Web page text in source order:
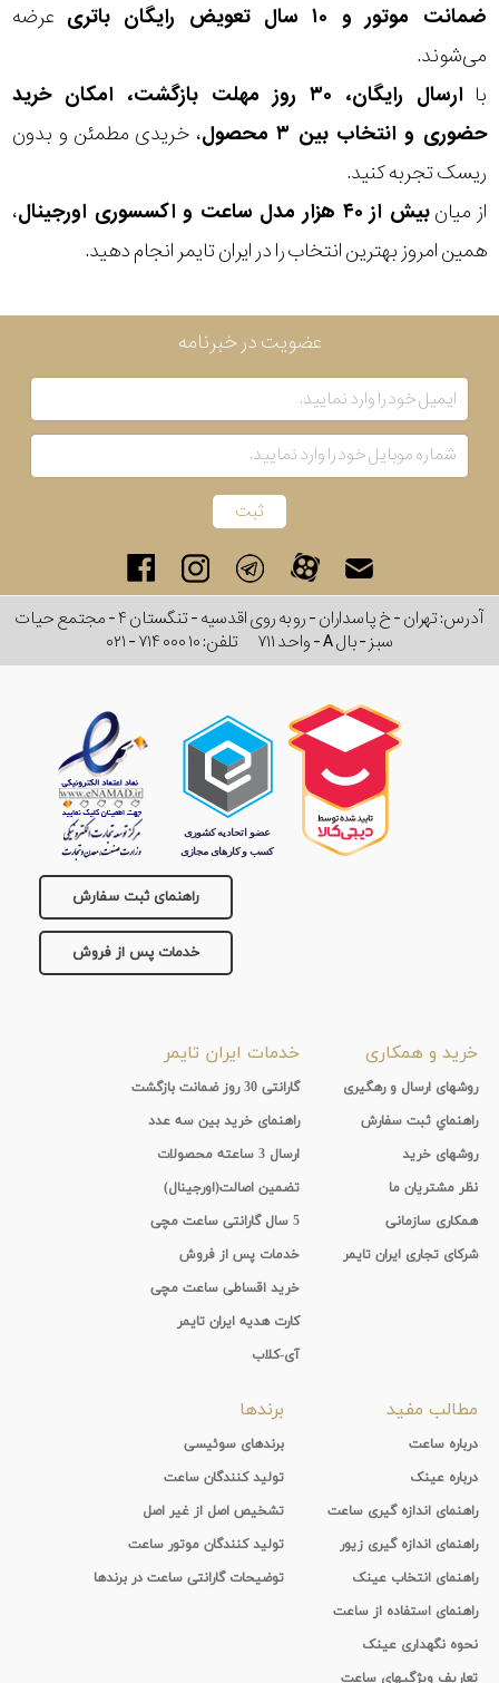
ضمانت موتور و ۱۰ سال تعویض رایگان باتری
عرضه
می‌شوند.
با
ارسال رایگان، ۳۰ روز مهلت بازگشت، امکان خرید
حضوری و انتخاب بین ۳ محصول
، خریدی مطمئن و بدون
ریسک تجربه کنید.
از میانبیش از ۴۰ هزار مدل ساعت و اکسسوری اورجینال
،
همین امروز بهترین انتخاب را در ایران تایمر انجام دهید.
عضویت در خبرنامه
آدرس: تهران - خ پاسداران - رو به روی اقدسیه - تنگستان ۴ - مجتمع حیات
سبز - بال A - واحد ۷۱۱
تلفن:۰۲۱ - ۷۱۴ ۰۰۰ ۱۰
راهنمای ثبت سفارش
خدمات پس از فروش
خرید و همکاری
روشهای ارسال و رهگیری
راهنماي ثبت سفارش
روشهای خرید
نظر مشتریان ما
همکاری سازمانی
شرکای تجاری ایران تایمر
خدمات ایران تایمر
گارانتی 30 روز ضمانت بازگشت
راهنمای خرید بین سه عدد
ارسال 3 ساعته محصولات
تضمین اصالت(اورجینال)
5 سال گارانتی ساعت مچی
خدمات پس از فروش
خرید اقساطی ساعت مچی
کارت هدیه ایران تایمر
آی-کلاب
مطالب مفید
درباره ساعت
درباره عینک
راهنمای اندازه گیری ساعت
راهنمای اندازه گیری زیور
راهنمای انتخاب عینک
راهنمای استفاده از ساعت
نحوه نگهداری عینک
تعاریف ویژگیهای ساعت
برندها
برندهای سوئیسی
تولید کنندگان ساعت
تشخیص اصل از غیر اصل
تولید کنندگان موتور ساعت
توضیحات گارانتی ساعت در برندها